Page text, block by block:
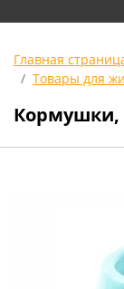
Главная
Товары для
Кормушки,